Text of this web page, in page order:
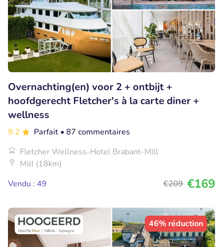
Overnachting(en) voor 2 + ontbijt +
hoofdgerecht Fletcher's à la carte diner +
wellness
9.2 Parfait • 87 commentaires
Fletcher Wellness-Hotel Brabant-Mill
Mill (18km)
Vendu : 49
€209 €169
46% réduction